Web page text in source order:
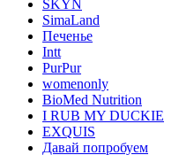
SKYN
SimaLand
Печенье
Intt
PurPur
womenonly
BioMed Nutrition
I RUB MY DUCKIE
EXQUIS
Давай попробуем